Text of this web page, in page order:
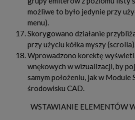
możliwe to było jedynie przy
menu).
Skorygowano działanie
przy użyciu kółka myszy
Wprowadzono korektę
wnękowych w wizualizacji, by
samym położeniu, jak w Module
środowisku CAD.
WSTAWIANIE ELEMENTÓW